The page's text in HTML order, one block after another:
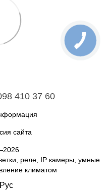
410 37 60
сайта
реле, IP камеры, умные
климатом
Рус